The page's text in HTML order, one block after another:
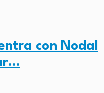
con Nodal